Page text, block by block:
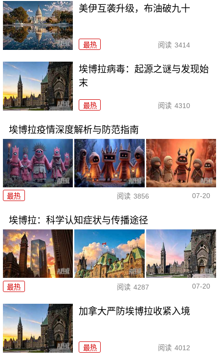
美伊互袭升级，布油破九十
最热 阅读 3414
埃博拉病毒：起源之谜与发现始
末
最热 阅读 4310
埃博拉疫情深度解析与防范指南
最热 阅读 3856 07-20
埃博拉：科学认知症状与传播途径
最热 阅读 4287 07-20
加拿大严防埃博拉收紧入境
最热 阅读 4012